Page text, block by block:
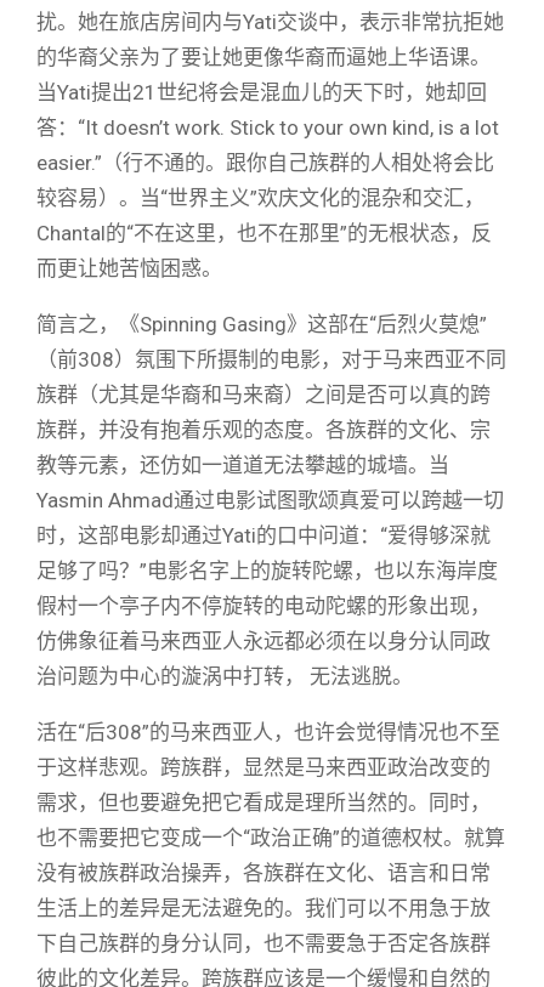
扰。她在旅店房间内与Yati交谈中，表示非常抗拒她
的华裔父亲为了要让她更像华裔而逼她上华语课。
当Yati提出21世纪将会是混血儿的天下时，她却回
答：“It doesn’t work. Stick to your own kind, is a lot
easier.”（行不通的。跟你自己族群的人相处将会比
较容易）。当“世界主义”欢庆文化的混杂和交汇，
Chantal的“不在这里，也不在那里”的无根状态，反
而更让她苦恼困惑。
简言之，《Spinning Gasing》这部在“后烈火莫熄”
（前308）氛围下所摄制的电影，对于马来西亚不同
族群（尤其是华裔和马来裔）之间是否可以真的跨
族群，并没有抱着乐观的态度。各族群的文化、宗
教等元素，还仿如一道道无法攀越的城墙。当
Yasmin Ahmad通过电影试图歌颂真爱可以跨越一切
时，这部电影却通过Yati的口中问道：“爱得够深就
足够了吗？”电影名字上的旋转陀螺，也以东海岸度
假村一个亭子内不停旋转的电动陀螺的形象出现，
仿佛象征着马来西亚人永远都必须在以身分认同政
治问题为中心的漩涡中打转， 无法逃脱。
活在“后308”的马来西亚人，也许会觉得情况也不至
于这样悲观。跨族群，显然是马来西亚政治改变的
需求，但也要避免把它看成是理所当然的。同时，
也不需要把它变成一个“政治正确”的道德权杖。就算
没有被族群政治操弄，各族群在文化、语言和日常
生活上的差异是无法避免的。我们可以不用急于放
下自己族群的身分认同，也不需要急于否定各族群
彼此的文化差异。跨族群应该是一个缓慢和自然的